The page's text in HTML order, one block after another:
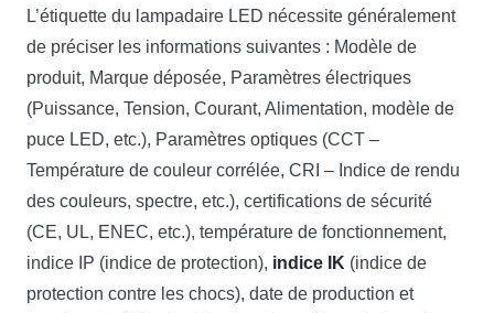
L’étiquette du lampadaire LED nécessite généralement
de préciser les informations suivantes : Modèle de
produit, Marque déposée, Paramètres électriques
(Puissance, Tension, Courant, Alimentation, modèle de
puce LED, etc.), Paramètres optiques (CCT –
Température de couleur corrélée, CRI – Indice de rendu
des couleurs, spectre, etc.), certifications de sécurité
(CE, UL, ENEC, etc.), température de fonctionnement,
indice IP (indice de protection), indice IK (indice de
protection contre les chocs), date de production et